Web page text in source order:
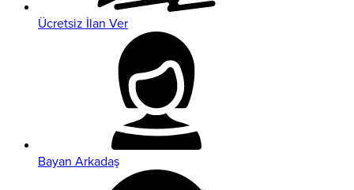
Ücretsiz İlan Ver
Bayan Arkadaş